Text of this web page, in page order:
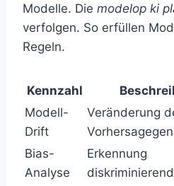
Modelle. Die modelop ki
verfolgen. So erfüllen
Regeln.
Kennzahl
Modell-
Drift
Veränderung
Bias-
Analyse
Erkennung